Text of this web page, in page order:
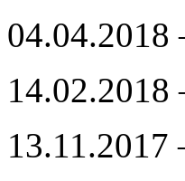
04.04.2018
14.02.2018
13.11.2017